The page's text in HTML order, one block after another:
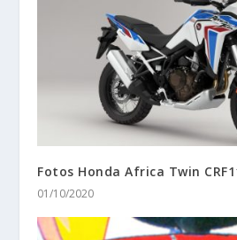
Fotos Honda Africa Twin
01/10/2020